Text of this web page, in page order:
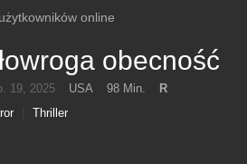
użytkowników online
obecność
19, 2025 USA 98 Min.
R
Thriller